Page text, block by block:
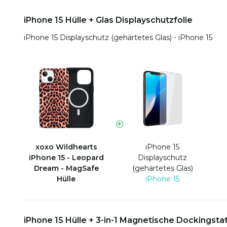
iPhone 15 Hülle + Glas Displayschutzfolie
iPhone 15 Displayschutz (gehärtetes Glas) - iPhone 15
xoxo Wildhearts
iPhone 15 - Leopard
Dream - MagSafe
Hülle
iPhone 15
Displayschutz
(gehärtetes Glas)
iPhone 15
iPhone 15 Hülle + 3-in-1 Magnetische